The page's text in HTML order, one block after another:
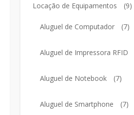
Locação de Equipamentos (9)
Aluguel de Computador (7)
Aluguel de Impressora RFID
Aluguel de Notebook (7)
Aluguel de Smartphone (7)